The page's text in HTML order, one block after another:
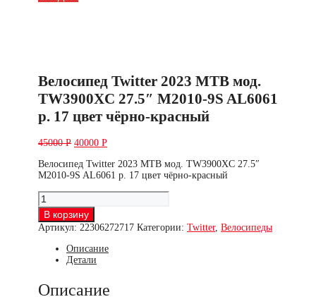
Велосипед Twitter 2023 MTB мод.
TW3900XC 27.5″ M2010-9S AL6061
р. 17 цвет чёрно-красный
45000Р 40000 Р
Велосипед Twitter 2023 MTB мод. TW3900XC 27.5″
M2010-9S AL6061 р. 17 цвет чёрно-красный
Количество
товара
Велосипед
Twitter
MTB
мод.
27.5"
M2010-
В корзину
Артикул: 22306272717 Категории: Twitter, Велосипеды
Описание
Детали
Описание